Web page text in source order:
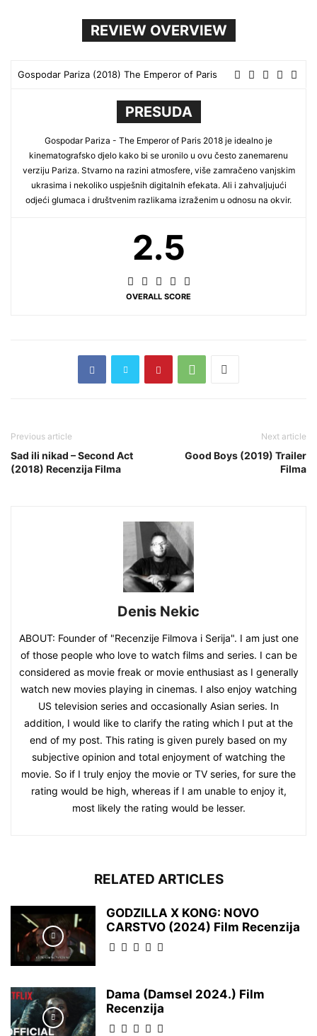
REVIEW OVERVIEW
Gospodar Pariza (2018) The Emperor of Paris
PRESUDA
Gospodar Pariza - The Emperor of Paris 2018 je idealno je
kinematografsko djelo kako bi se uronilo u ovu često zanemarenu
verziju Pariza. Stvarno na razini atmosfere, više zamračeno vanjskim
ukrasima i nekoliko uspješnih digitalnih efekata. Ali i zahvaljujući
odjeći glumaca i društvenim razlikama izraženim u odnosu na okvir.
2.5
OVERALL SCORE
Previous article
Sad ili nikad – Second Act
(2018) Recenzija Filma
Next article
Good Boys (2019) Trailer
Filma
Denis Nekic
ABOUT: Founder of "Recenzije Filmova i Serija". I am just one
of those people who love to watch films and series. I can be
considered as movie freak or movie enthusiast as I generally
watch new movies playing in cinemas. I also enjoy watching
US television series and occasionally Asian series. In
addition, I would like to clarify the rating which I put at the
end of my post. This rating is given purely based on my
subjective opinion and total enjoyment of watching the
movie. So if I truly enjoy the movie or TV series, for sure the
rating would be high, whereas if I am unable to enjoy it,
most likely the rating would be lesser.
RELATED ARTICLES
GODZILLA X KONG: NOVO
CARSTVO (2024) Film Recenzija
Dama (Damsel 2024.) Film
Recenzija